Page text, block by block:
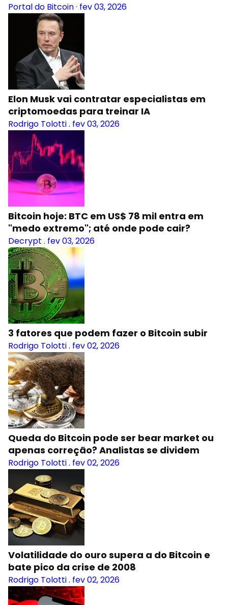
Portal do Bitcoin· fev 03, 2026
Elon Musk vai contratar especialistas em
criptomoedas para treinar IA
Rodrigo Tolotti. fev 03, 2026
Bitcoin hoje: BTC em US$ 78 mil entra em
"medo extremo"; até onde pode cair?
Decrypt . fev 03, 2026
3 fatores que podem fazer o Bitcoin subir
Rodrigo Tolotti. fev 02, 2026
Queda do Bitcoin pode ser bear market ou
apenas correção? Analistas se dividem
Rodrigo Tolotti. fev 02, 2026
Volatilidade do ouro supera a do Bitcoin e
bate pico da crise de 2008
Rodrigo Tolotti. fev 02, 2026